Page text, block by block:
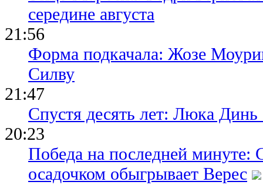
середине августа
21:56
Форма подкачала: Жозе
Силву
21:47
Спустя десять лет: Люка
20:23
Победа на последней минуте:
осадочком обыгрывает Верес